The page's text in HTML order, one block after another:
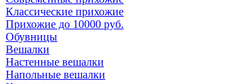
Классические прихожие
Прихожие до 10000 руб.
Обувницы
Вешалки
Настенные вешалки
Напольные вешалки